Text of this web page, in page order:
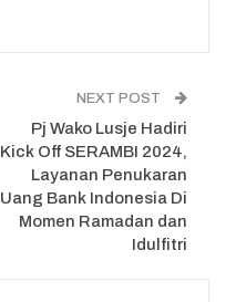
NEXT POST
Pj Wako Lusje Hadiri
Kick Off SERAMBI 2024,
Layanan Penukaran
Uang Bank Indonesia Di
Momen Ramadan dan
Idulfitri